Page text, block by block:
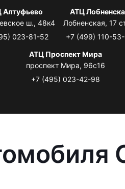
Алтуфьево
ш., 48к4
023-81-52
АТЦ
Лобненская, 17
+7 (499) 110-
АТЦ Проспект Мира
проспект Мира, 96с16
+7 (495) 023-42-98